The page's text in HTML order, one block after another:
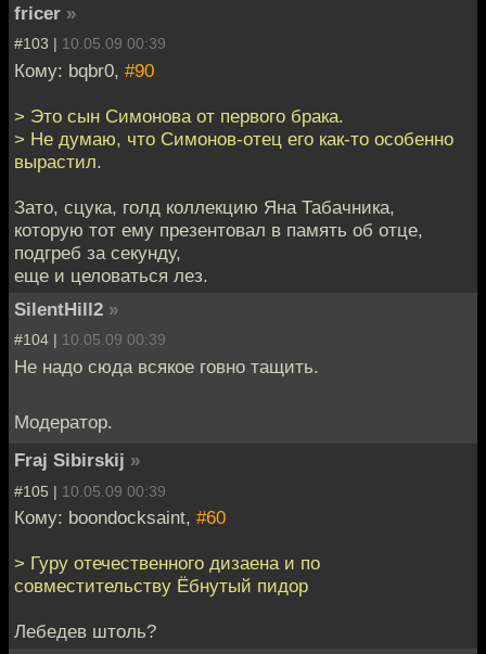
fricer »
#103 | 10.05.09 00:39
Кому: bqbr0, #90
> Это сын Симонова от первого брака.
> Не думаю, что Симонов-отец его как-то особенно
вырастил.
Зато, сцука, голд коллекцию Яна Табачника,
которую тот ему презентовал в память об отце,
подгреб за секунду,
еще и целоваться лез.
SilentHill2 »
#104 | 10.05.09 00:39
Не надо сюда всякое говно тащить.
Модератор.
Fraj Sibirskij »
#105 | 10.05.09 00:39
Кому: boondocksaint, #60
> Гуру отечественного дизаена и по
совместительству Ёбнутый пидор
Лебедев штоль?